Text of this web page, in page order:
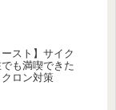
ースト】サイク
も満喫できた
ロン対策